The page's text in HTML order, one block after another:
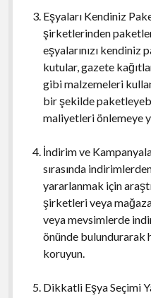
Eşyaları Kendiniz
şirketlerinden
eşyalarınızı
kutular, gazete
gibi malzemeleri
bir şekilde
maliyetleri önlemeye
İndirim ve
sırasında
yararlanmak için
şirketleri veya
veya mevsimlerde
önünde bulundurarak
koruyun.
Dikkatli Eşya Seçimi